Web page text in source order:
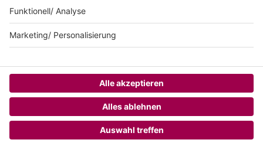
© sunshine live / realisiert auf Basis von resc.web, dem CMS von resc.